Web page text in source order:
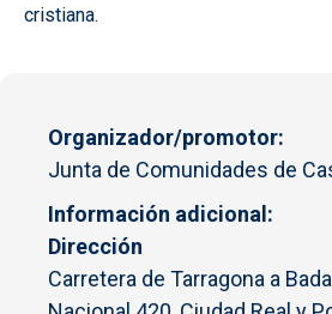
cristiana.
Organizador/promotor
Junta de Comunidades de
Información adicional
Dirección
Carretera de Tarragona a